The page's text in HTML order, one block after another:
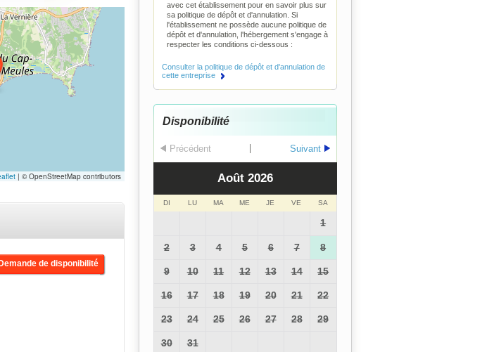
les plus
| © OpenStreetMap contributors
Demande de disponibilité
avec cet établissement pour en savoir plus sur
sa politique de dépôt et d'annulation. Si
l'établissement ne possède aucune politique de
dépôt et d'annulation, l'hébergement s'engage à
respecter les conditions ci-dessous :
Consulter la politique de dépôt et d'annulation de
cette entreprise
Disponibilité
Précédent Suivant
Août 2026
DI LU MA ME JE VE SA
1
2 3 4 5 6 7 8
9 10 11 12 13 14 15
16 17 18 19 20 21 22
23 24 25 26 27 28 29
30 31